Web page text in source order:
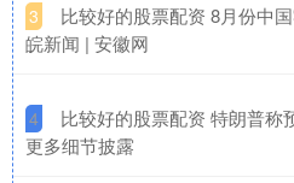
3
比较好的股票配资 8月份中
皖新闻 | 安徽网
4
比较好的股票配资 特朗普称
更多细节披露